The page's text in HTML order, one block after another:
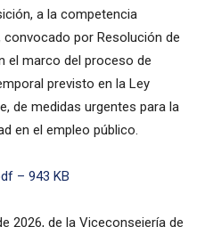
a la competencia
convocado por Resolución de
el marco del proceso de
previsto en la Ley
de medidas urgentes para la
en el empleo público.
– 943 KB
2026, de la Viceconsejería de